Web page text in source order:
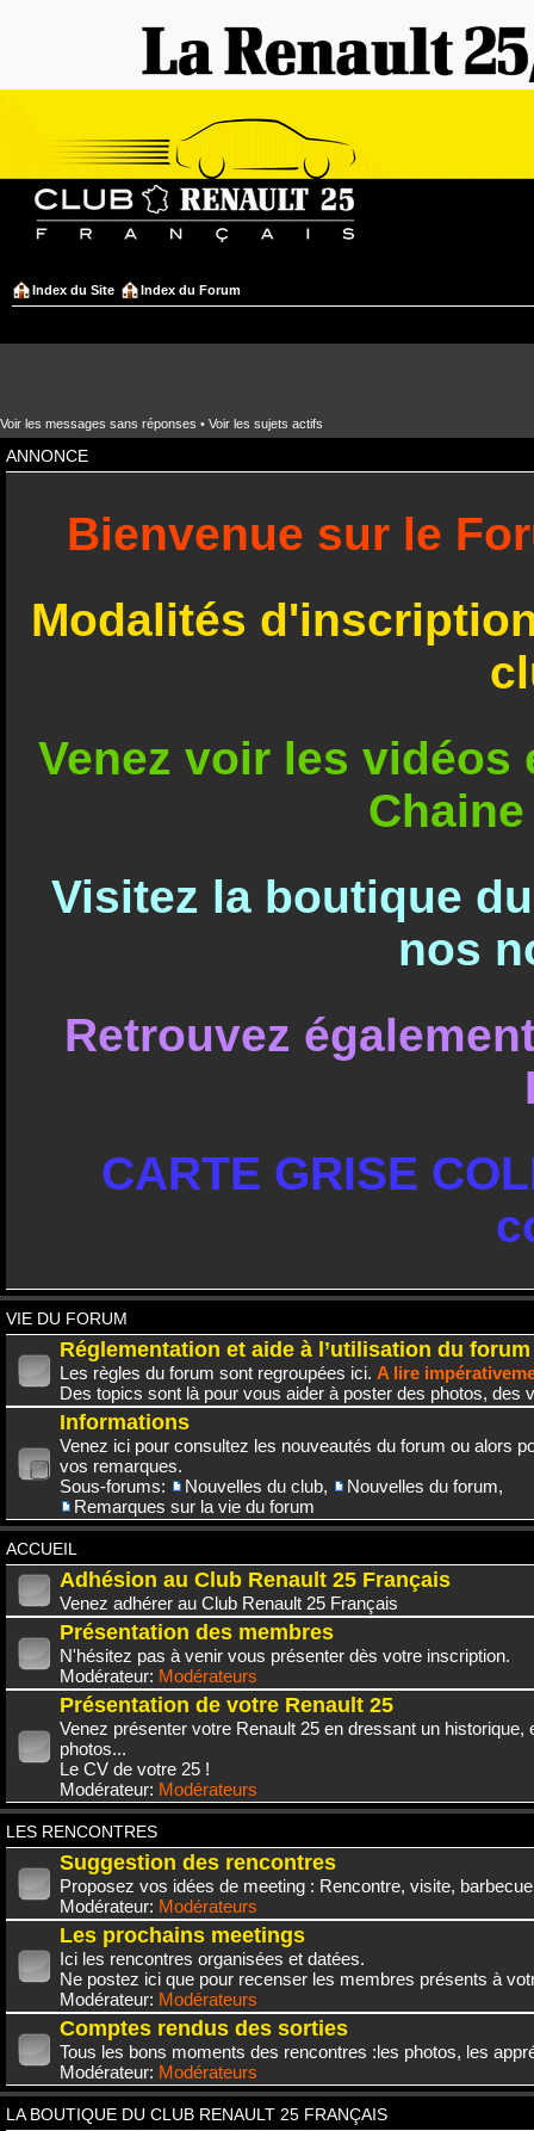
Index du Site Index du Forum
Voir les messages sans réponses • Voir les sujets actifs
ANNONCE
Bienvenue sur le
Modalités
Venez voir les
Visitez la boutique
nos
Retrouvez
CARTE GRISE
VIE DU FORUM
Réglementation et aide à l’utilisation du forum
Les règles du forum sont regroupées ici. A lire
Des topics sont là pour vous aider à poster des photos, des
Informations
Venez ici pour consultez les nouveautés du forum ou alors
vos remarques.
Sous-forums:
Nouvelles du club, Nouvelles du forum,
Remarques sur la vie du forum
ACCUEIL
Adhésion au Club Renault 25 Français
Venez adhérer au Club Renault 25 Français
Présentation des membres
N'hésitez pas à venir vous présenter dès votre inscription.
Modérateur: Modérateurs
Présentation de votre Renault 25
Venez présenter votre Renault 25 en dressant un historique,
photos...
Le CV de votre 25 !
Modérateur: Modérateurs
LES RENCONTRES
Suggestion des rencontres
Proposez vos idées de meeting : Rencontre, visite,
Modérateur: Modérateurs
Les prochains meetings
Ici les rencontres organisées et datées.
Ne postez ici que pour recenser les membres présents à
Modérateur: Modérateurs
Comptes rendus des sorties
Tous les bons moments des rencontres :les photos, les
Modérateur: Modérateurs
LA BOUTIQUE DU CLUB RENAULT 25 FRANÇAIS